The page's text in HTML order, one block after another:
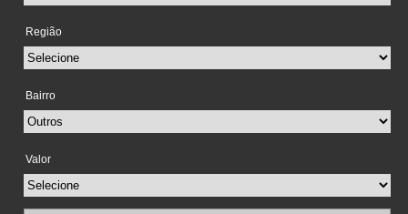
Região
Bairro
Valor